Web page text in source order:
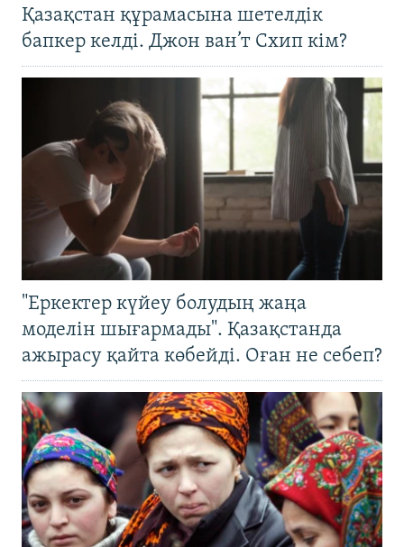
Қазақстан құрамасына шетелдік
бапкер келді. Джон ван’т Схип кім?
"Еркектер күйеу болудың жаңа
моделін шығармады". Қазақстанда
ажырасу қайта көбейді. Оған не себеп?